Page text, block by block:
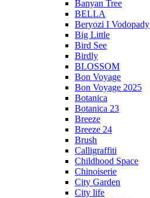
Banyan Tree
BELLA
Beryozi I Vodopady
Big Little
Bird See
Birdly
BLOSSOM
Bon Voyage
Bon Voyage 2025
Botanica
Botanica 23
Breeze
Breeze 24
Brush
Calligraffiti
Childhood Space
Chinoiserie
City Garden
City life